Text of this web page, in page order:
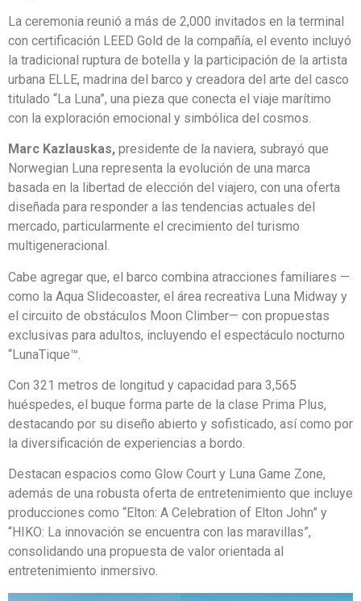
La ceremonia reunió a más de 2,000 invitados en la terminal
con certificación LEED Gold de la compañía, el evento incluyó
la tradicional ruptura de botella y la participación de la artista
urbana ELLE, madrina del barco y creadora del arte del casco
titulado “La Luna”, una pieza que conecta el viaje marítimo
con la exploración emocional y simbólica del cosmos.
Marc Kazlauskas, presidente de la naviera, subrayó que
Norwegian Luna representa la evolución de una marca
basada en la libertad de elección del viajero, con una oferta
diseñada para responder a las tendencias actuales del
mercado, particularmente el crecimiento del turismo
multigeneracional.
Cabe agregar que, el barco combina atracciones familiares —
como la Aqua Slidecoaster, el área recreativa Luna Midway y
el circuito de obstáculos Moon Climber— con propuestas
exclusivas para adultos, incluyendo el espectáculo nocturno
“LunaTique™.
Con 321 metros de longitud y capacidad para 3,565
huéspedes, el buque forma parte de la clase Prima Plus,
destacando por su diseño abierto y sofisticado, así como por
la diversificación de experiencias a bordo.
Destacan espacios como Glow Court y Luna Game Zone,
además de una robusta oferta de entretenimiento que incluye
producciones como “Elton: A Celebration of Elton John” y
“HIKO: La innovación se encuentra con las maravillas”,
consolidando una propuesta de valor orientada al
entretenimiento inmersivo.